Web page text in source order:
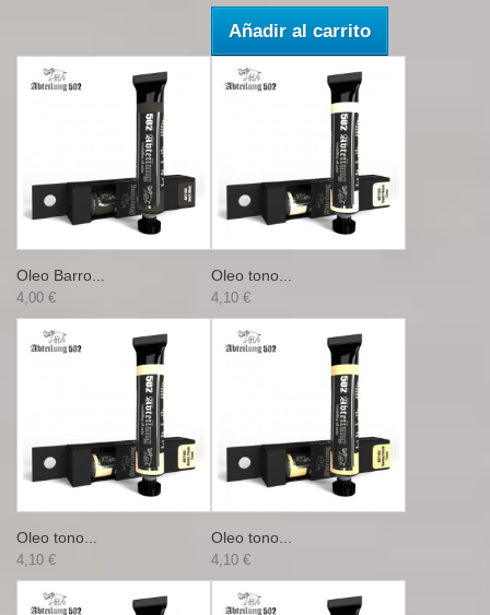
Añadir al carrito
Oleo Barro...
4,00 €
Oleo tono...
4,10 €
Oleo tono...
4,10 €
Oleo tono...
4,10 €